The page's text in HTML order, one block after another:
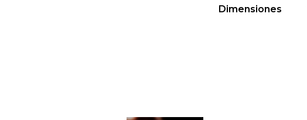
Dimensiones